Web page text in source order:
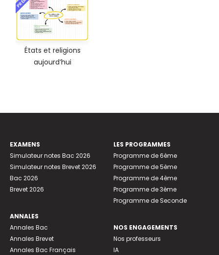
États et religions
aujourd’hui
EXAMENS
Simulateur notes Bac 2026
Simulateur notes Brevet 2026
Bac 2026
Brevet 2026
ANNALES
Annales Bac
Annales Brevet
Annales Bac Français
LES PROGRAMMES
Programme de 6ème
Programme de 5ème
Programme de 4ème
Programme de 3ème
Programme de Seconde
NOS ENGAGEMENTS
Nos professeurs
IA